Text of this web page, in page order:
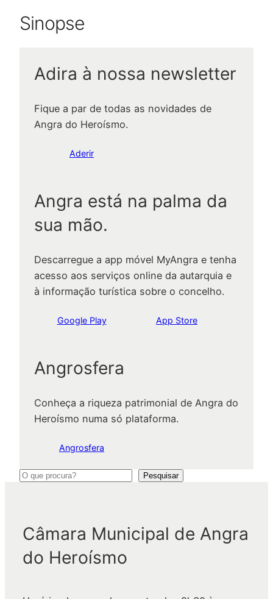
Sinopse
Adira à nossa newsletter
Fique a par de todas as novidades de
Angra do Heroísmo.
Aderir
Angra está na palma da
sua mão.
Descarregue a app móvel MyAngra e tenha
acesso aos serviços online da autarquia e
à informação turística sobre o concelho.
Google Play App Store
Angrosfera
Conheça a riqueza patrimonial de Angra do
Heroísmo numa só plataforma.
Angrosfera
P
u
Pesquisar
Câmara Municipal de Angra
do Heroísmo